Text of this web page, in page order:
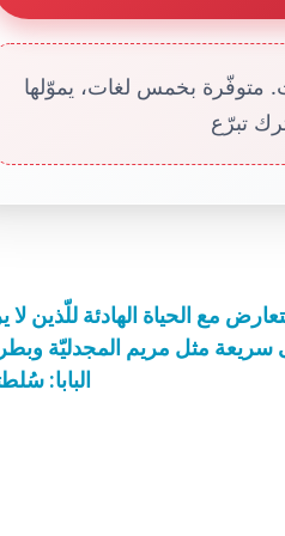
متوفّرة بخمس لغات، يموّلها
تبرّع
مع الحياة الهادئة للّذين
مثل مريم المجدليّة
البابا: